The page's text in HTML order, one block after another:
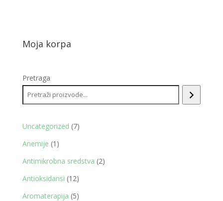
Moja korpa
Pretraga
Uncategorized 77
Anemije 1 1
proizvod
Antimikrobna sredstva 22
Antioksidansi 1212
proizvoda
Aromaterapija 55